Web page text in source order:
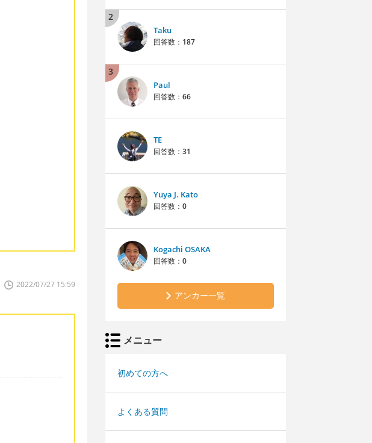
2022/07/27 15:59
2
Taku
回答数： 187
3
Paul
回答数： 66
TE
回答数： 31
Yuya J. Kato
回答数： 0
Kogachi OSAKA
回答数： 0
アンカー一覧
メニュー
初めての方へ
よくある質問